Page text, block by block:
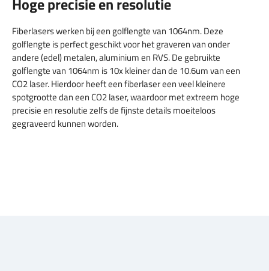
Fiberlasers werken bij een golflengte van 1064nm. Deze
golflengte is perfect geschikt voor het graveren van onder
andere (edel) metalen, aluminium en RVS. De gebruikte
golflengte van 1064nm is 10x kleiner dan de 10.6um van een
CO2 laser. Hierdoor heeft een fiberlaser een veel kleinere
spotgrootte dan een CO2 laser, waardoor met extreem hoge
precisie en resolutie zelfs de fijnste details moeiteloos
gegraveerd kunnen worden.